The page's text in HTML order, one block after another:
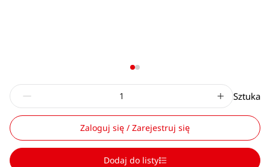
Sztuka
Zaloguj się / Zarejestruj się
Dodaj do listy